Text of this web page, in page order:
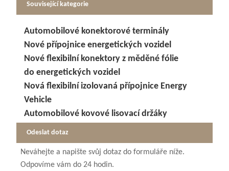
Související kategorie
Automobilové konektorové terminály
Nové přípojnice energetických vozidel
Nové flexibilní konektory z měděné fólie
do energetických vozidel
Nová flexibilní izolovaná přípojnice Energy
Vehicle
Automobilové kovové lisovací držáky
Odeslat dotaz
Neváhejte a napište svůj dotaz do formuláře níže.
Odpovíme vám do 24 hodin.